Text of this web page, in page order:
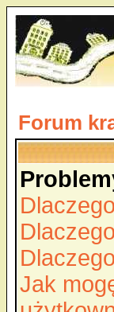
Forum
Jak